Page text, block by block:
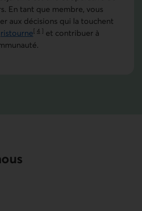
En tant que membre, vous
aux décisions qui la touchent
ristourne[ 4 ]
Aller à la note
et contribuer à